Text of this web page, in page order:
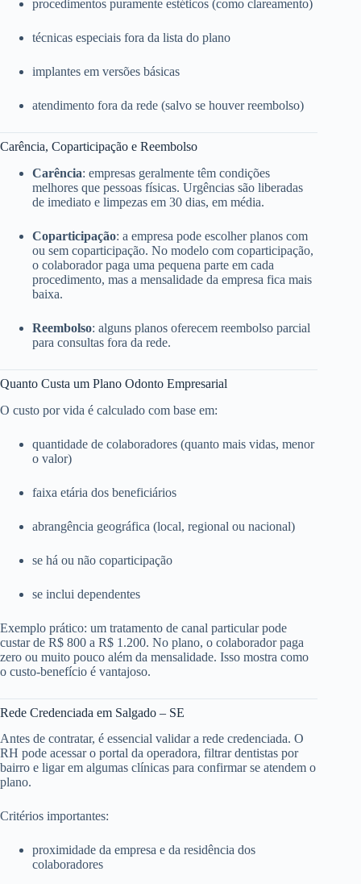
procedimentos puramente estéticos (como clareamento)
técnicas especiais fora da lista do plano
implantes em versões básicas
atendimento fora da rede (salvo se houver reembolso)
Carência, Coparticipação e Reembolso
Carência: empresas geralmente têm condições
melhores que pessoas físicas. Urgências são liberadas
de imediato e limpezas em 30 dias, em média.
Coparticipação: a empresa pode escolher planos com
ou sem coparticipação. No modelo com coparticipação,
o colaborador paga uma pequena parte em cada
procedimento, mas a mensalidade da empresa fica mais
baixa.
Reembolso: alguns planos oferecem reembolso parcial
para consultas fora da rede.
Quanto Custa um Plano Odonto Empresarial
O custo por vida é calculado com base em:
quantidade de colaboradores (quanto mais vidas, menor
o valor)
faixa etária dos beneficiários
abrangência geográfica (local, regional ou nacional)
se há ou não coparticipação
se inclui dependentes
Exemplo prático: um tratamento de canal particular pode
custar de R$ 800 a R$ 1.200. No plano, o colaborador paga
zero ou muito pouco além da mensalidade. Isso mostra como
o custo-benefício é vantajoso.
Rede Credenciada em Salgado – SE
Antes de contratar, é essencial validar a rede credenciada. O
RH pode acessar o portal da operadora, filtrar dentistas por
bairro e ligar em algumas clínicas para confirmar se atendem o
plano.
Critérios importantes:
proximidade da empresa e da residência dos
colaboradores